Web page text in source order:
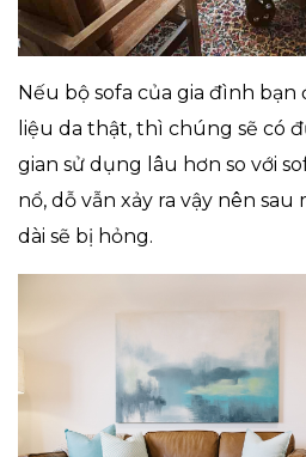
Nếu bộ sofa của gia đình
liệu da thật, thì chúng sẽ có
gian sử dụng lâu hơn so với
nổ, dỗ vẫn xảy ra vậy nên
dài sẽ bị hỏng.